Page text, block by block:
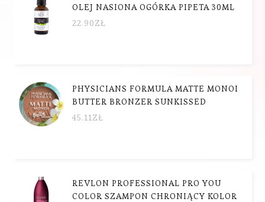
OLEJ NASIONA OGÓRKA PIPETA 30ML
22.90ZŁ
PHYSICIANS FORMULA MATTE MONOI
BUTTER BRONZER SUNKISSED
45.11ZŁ
REVLON PROFESSIONAL PRO YOU
COLOR SZAMPON CHRONIĄCY KOLOR